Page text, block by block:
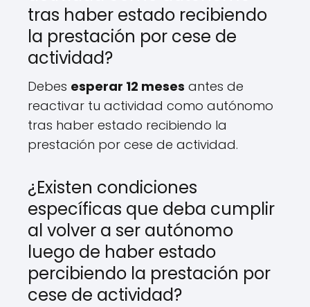
tras haber estado recibiendo
la prestación por cese de
actividad?
Debes esperar 12 meses antes de
reactivar tu actividad como autónomo
tras haber estado recibiendo la
prestación por cese de actividad.
¿Existen condiciones
específicas que deba cumplir
al volver a ser autónomo
luego de haber estado
percibiendo la prestación por
cese de actividad?